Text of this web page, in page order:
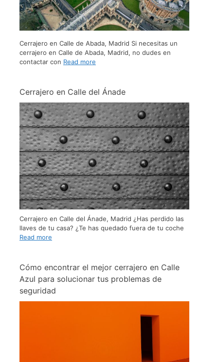
Cerrajero en Calle de Abada, Madrid Si necesitas un
cerrajero en Calle de Abada, Madrid, no dudes en
contactar con Read more
Cerrajero en Calle del Ánade
Cerrajero en Calle del Ánade, Madrid ¿Has perdido las
llaves de tu casa? ¿Te has quedado fuera de tu coche
Read more
Cómo encontrar el mejor cerrajero en Calle
Azul para solucionar tus problemas de
seguridad